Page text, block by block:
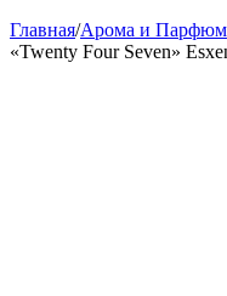
Главная/Арома и Парфюм
«Twenty Four Seven»